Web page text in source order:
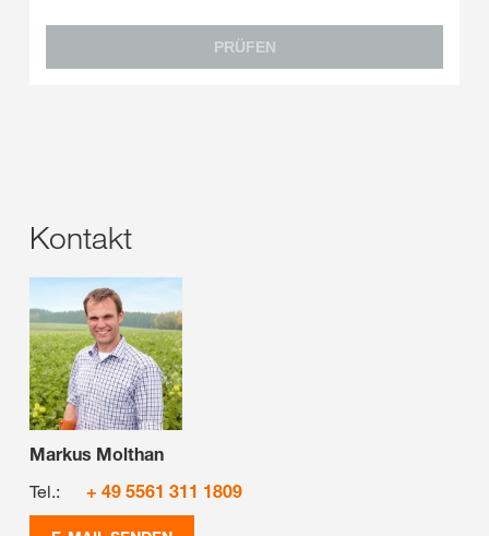
PRÜFEN
Kontakt
Markus Molthan
Tel.:
+ 49 5561 311 1809